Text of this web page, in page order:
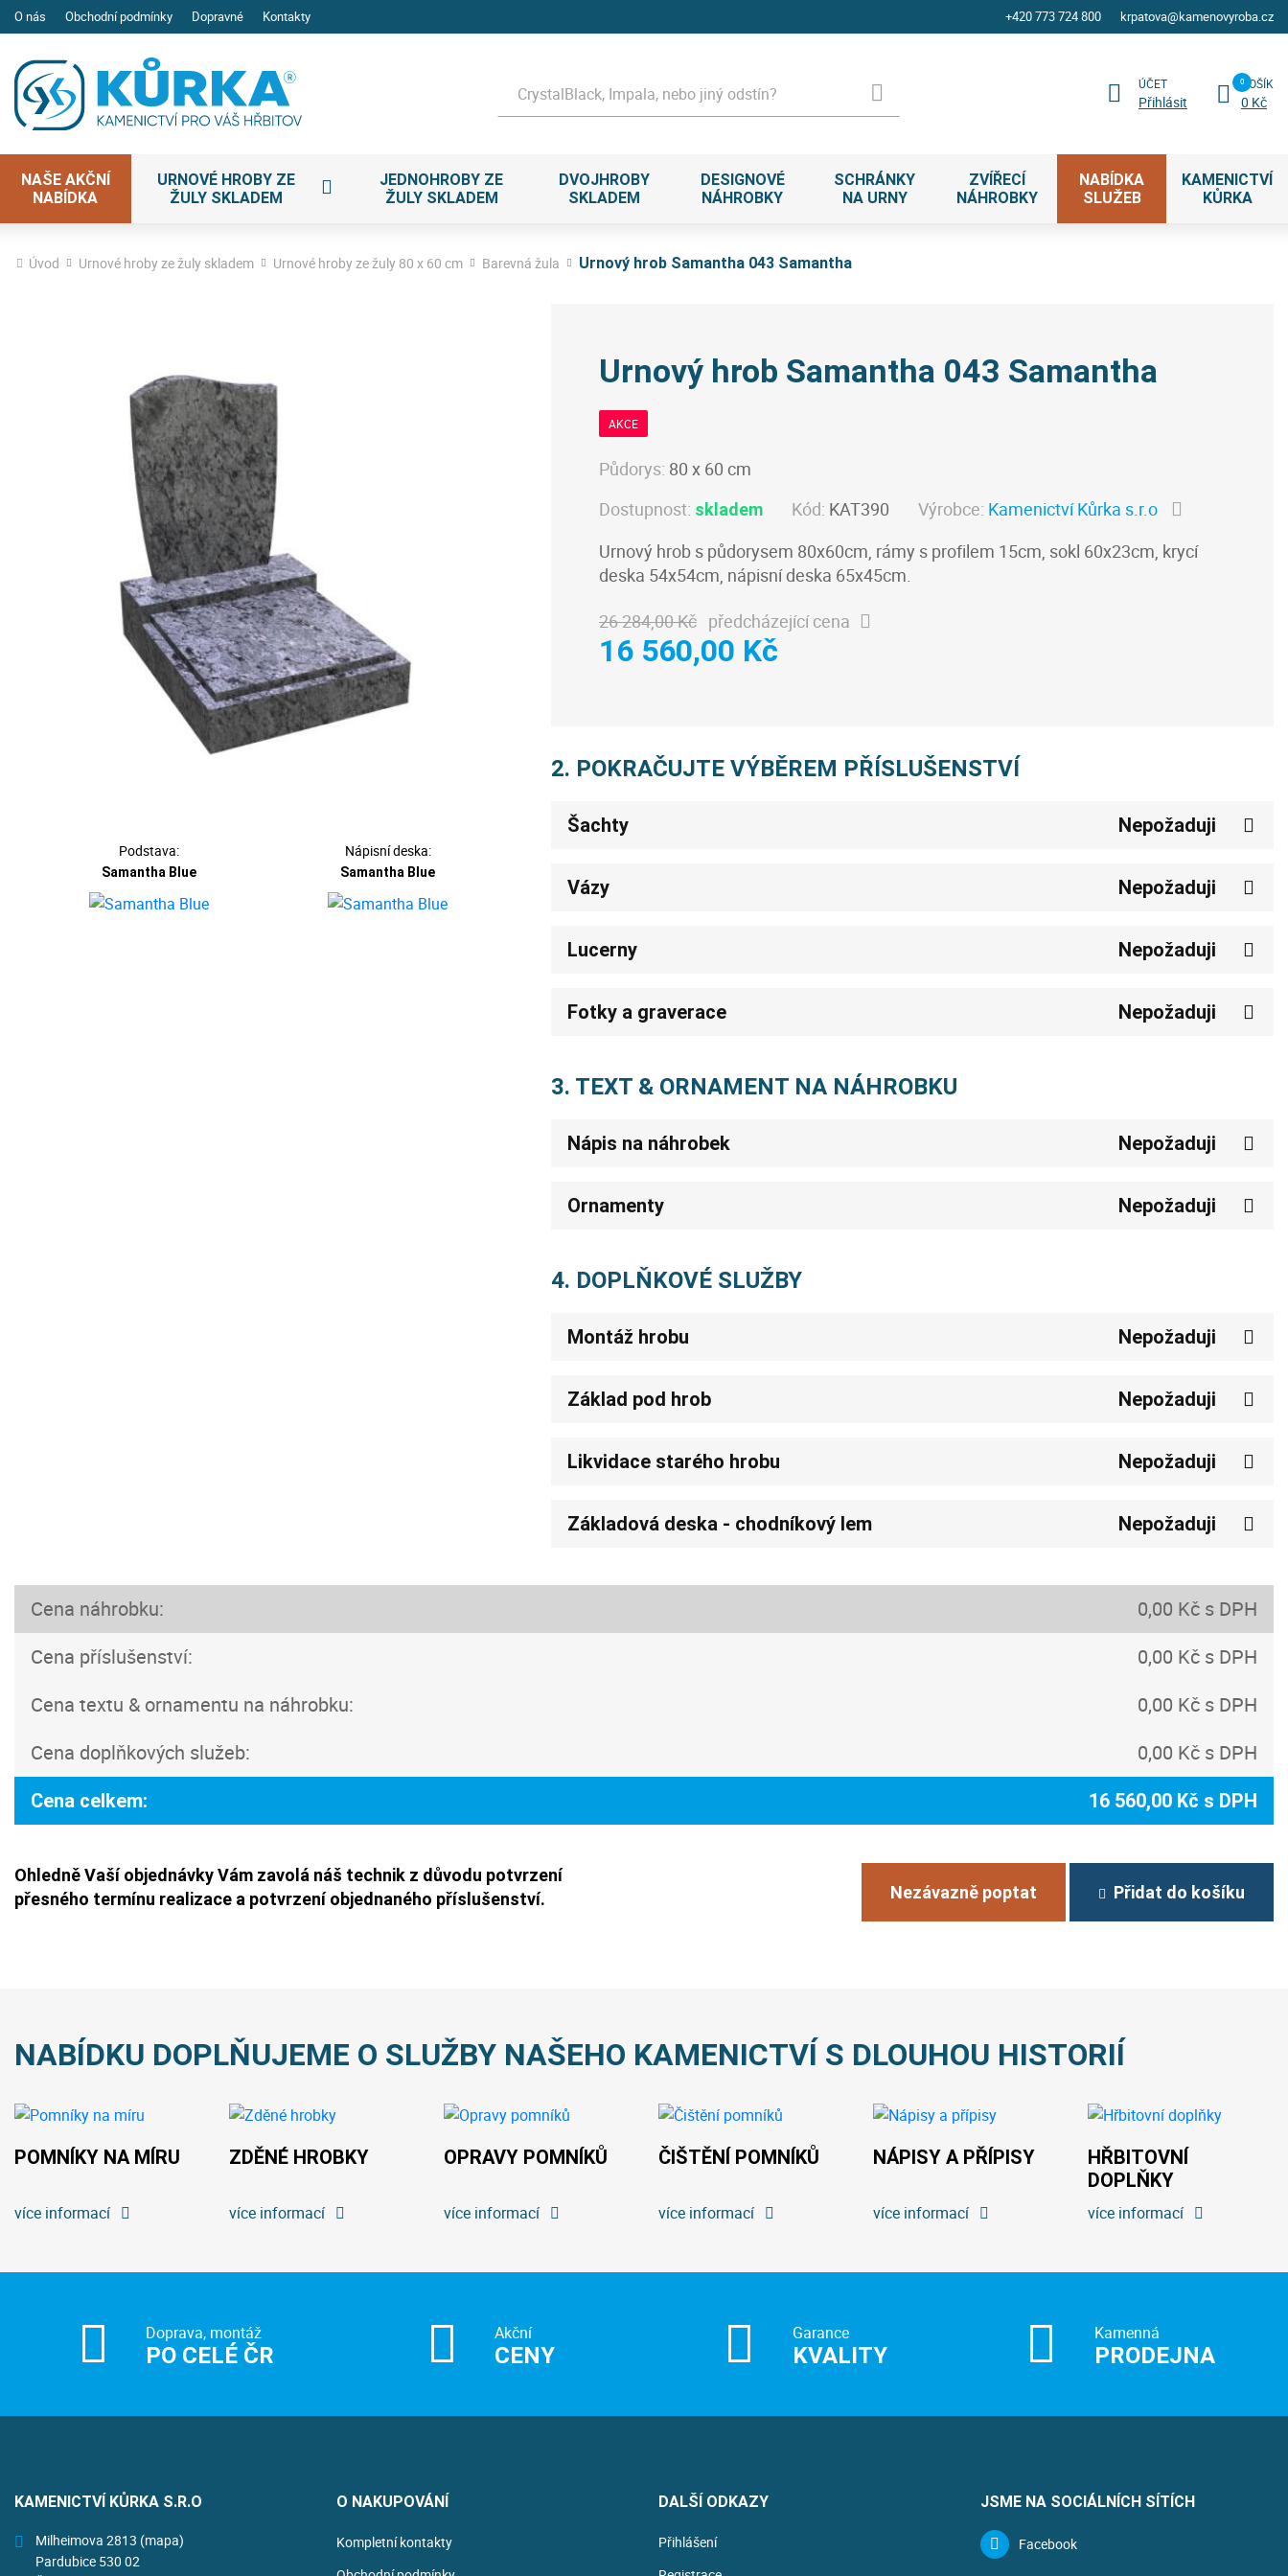
O nás Obchodní podmínky Dopravné Kontakty +420 773 724 800 krpatova@kamenovyroba.cz
ÚČET
Přihlásit
KOŠÍK
0 Kč
NAŠE AKČNÍ
NABÍDKA
URNOVÉ HROBY ZE
ŽULY SKLADEM
JEDNOHROBY ZE
ŽULY SKLADEM
DVOJHROBY
SKLADEM
DESIGNOVÉ
NÁHROBKY
SCHRÁNKY
NA URNY
ZVÍŘECÍ
NÁHROBKY
NABÍDKA
SLUŽEB
KAMENICTVÍ
KŮRKA
Úvod Urnové hroby ze žuly skladem Urnové hroby ze žuly 80 x 60 cm Barevná žula Urnový hrob Samantha 043 Samantha
Podstava:
Samantha Blue
Nápisní deska:
Samantha Blue
Urnový hrob Samantha 043 Samantha
AKCE
Půdorys: 80 x 60 cm
Dostupnost: skladem Kód: KAT390 Výrobce: Kamenictví Kůrka s.r.o
Urnový hrob s půdorysem 80x60cm, rámy s profilem 15cm, sokl 60x23cm, krycí
deska 54x54cm, nápisní deska 65x45cm.
26 284,00 Kč předcházející cena
16 560,00 Kč
2. POKRAČUJTE VÝBĚREM PŘÍSLUŠENSTVÍ
Šachty Nepožaduji
Vázy Nepožaduji
Lucerny Nepožaduji
Fotky a graverace Nepožaduji
3. TEXT & ORNAMENT NA NÁHROBKU
Nápis na náhrobek Nepožaduji
Ornamenty Nepožaduji
4. DOPLŇKOVÉ SLUŽBY
Montáž hrobu Nepožaduji
Základ pod hrob Nepožaduji
Likvidace starého hrobu Nepožaduji
Základová deska - chodníkový lem Nepožaduji
Cena náhrobku:
0,00 Kč s DPH
Cena příslušenství:
0,00 Kč s DPH
Cena textu & ornamentu na náhrobku:
0,00 Kč s DPH
Cena doplňkových služeb:
0,00 Kč s DPH
Cena celkem: 16 560,00 Kč s DPH
Ohledně Vaší objednávky Vám zavolá náš technik z důvodu potvrzení
přesného termínu realizace a potvrzení objednaného příslušenství.
Nezávazně poptat Přidat do košíku
NABÍDKU DOPLŇUJEME O SLUŽBY NAŠEHO KAMENICTVÍ S DLOUHOU HISTORIÍ
POMNÍKY NA MÍRU
více informací
ZDĚNÉ HROBKY
více informací
OPRAVY POMNÍKŮ
více informací
ČIŠTĚNÍ POMNÍKŮ
více informací
NÁPISY A PŘÍPISY
více informací
HŘBITOVNÍ
DOPLŇKY
více informací
Doprava, montáž
PO CELÉ ČR
Akční
CENY
Garance
KVALITY
Kamenná
PRODEJNA
KAMENICTVÍ KŮRKA S.R.O
Milheimova 2813 (mapa)
Pardubice 530 02
O NAKUPOVÁNÍ
Kompletní kontakty
DALŠÍ ODKAZY
Přihlášení
JSME NA SOCIÁLNÍCH SÍTÍCH
Facebook